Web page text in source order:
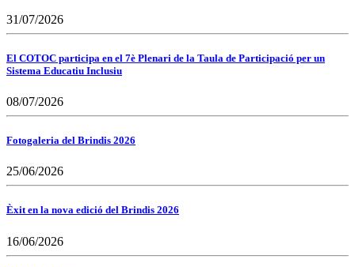
31/07/2026
El COTOC participa en el 7è Plenari de la Taula de Participació per un
Sistema Educatiu Inclusiu
08/07/2026
Fotogaleria del Brindis 2026
25/06/2026
Èxit en la nova edició del Brindis 2026
16/06/2026